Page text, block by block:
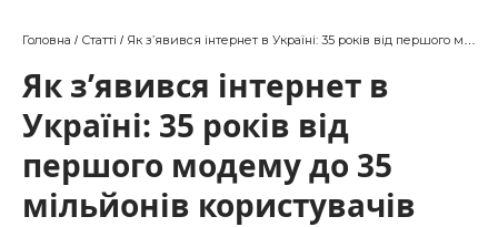
Головна / Статті / Як з’явився інтернет в Україні: 35 років від першого модему до 35 мільйонів користувачів
Як з’явився інтернет в
Україні: 35 років від
першого модему до 35
мільйонів користувачів